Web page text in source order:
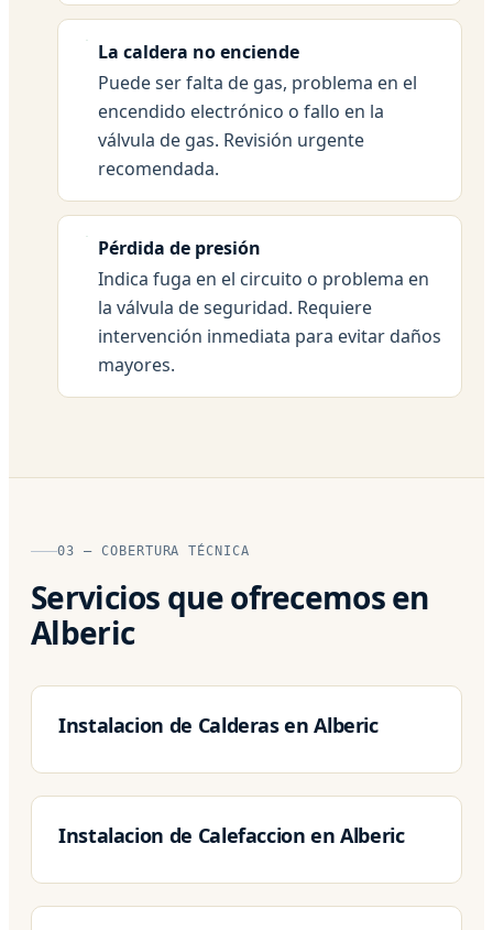
La caldera no enciende
Puede ser falta de gas, problema en el
encendido electrónico o fallo en la
válvula de gas. Revisión urgente
recomendada.
Pérdida de presión
Indica fuga en el circuito o problema en
la válvula de seguridad. Requiere
intervención inmediata para evitar daños
mayores.
03 — COBERTURA TÉCNICA
Servicios que ofrecemos en
Alberic
Instalacion de Calderas en Alberic
Instalacion de Calefaccion en Alberic